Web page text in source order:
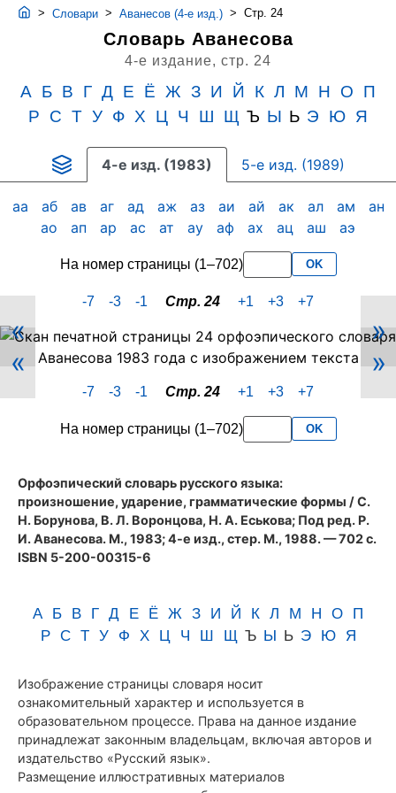
> Словари > Аванесов (4-е изд.) > Стр. 24
Словарь Аванесова
4-е издание, стр. 24
А Б В Г Д Е Ё Ж З И Й К Л М Н О
П
Р
С Т У Ф Х Ц Ч Ш Щ Ъ Ы Ь Э Ю Я
4-е изд. (1983) 5-е изд. (1989)
аа аб ав аг ад аж аз аи ай ак ал ам
ан
ао
ап ар ас ат ау аф ах ац аш аэ
На номер страницы (1–702) OK
-7 -3 -1 Стр. 24 +1 +3 +7
Скан
PDF-
страницы
24
Аванесова
«
»
«
»
-7 -3 -1 Стр. 24 +1 +3 +7
На номер страницы (1–702) OK
Орфоэпический словарь русского языка:
произношение, ударение, грамматические формы / С.
Н. Борунова, В. Л. Воронцова, Н. А. Еськова; Под ред. Р.
И. Аванесова. М., 1983; 4-е изд., стер. М., 1988. — 702 с.
ISBN 5-200-00315-6
А Б В Г Д Е Ё Ж З И Й К Л М Н О П
Р С Т У Ф Х Ц Ч Ш Щ Ъ Ы Ь Э Ю Я
Изображение страницы словаря носит
ознакомительный характер и используется в
образовательном процессе. Права на данное издание
принадлежат законным владельцам, включая авторов и
издательство «Русский язык».
Размещение иллюстративных материалов